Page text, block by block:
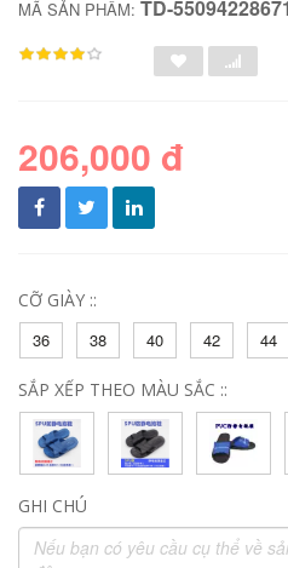
MÃ SẢN PHẨM: TD-
206,000 đ
CỠ GIÀY ::
36
38 40 42 44
SẮP XẾP THEO MÀU SẮC ::
GHI CHÚ